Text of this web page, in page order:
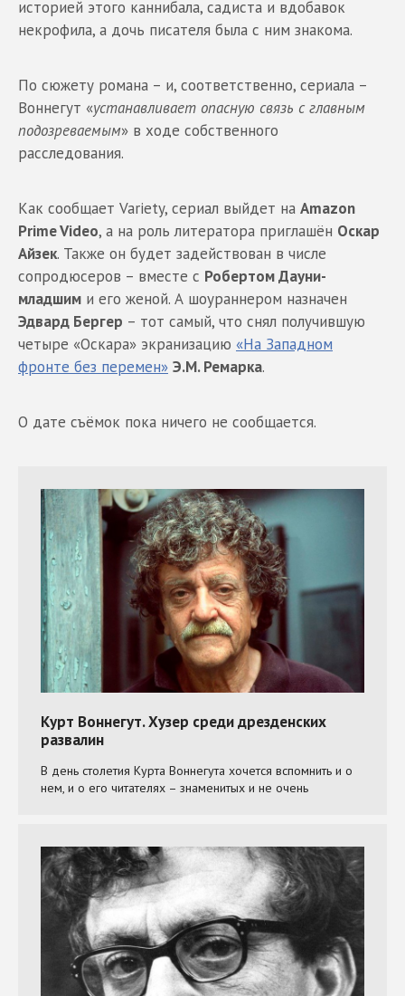
историей этого каннибала, садиста и вдобавок
некрофила, а дочь писателя была с ним знакома.
По сюжету романа – и, соответственно, сериала –
Воннегут «устанавливает опасную связь с главным
подозреваемым» в ходе собственного
расследования.
Как сообщает Variety, сериал выйдет на Amazon
Prime Video, а на роль литератора приглашён Оскар
Айзек. Также он будет задействован в числе
сопродюсеров – вместе с Робертом Дауни-
младшим и его женой. А шоураннером назначен
Эдвард Бергер – тот самый, что снял получившую
четыре «Оскара» экранизацию «На Западном
фронте без перемен» Э.М. Ремарка.
О дате съёмок пока ничего не сообщается.